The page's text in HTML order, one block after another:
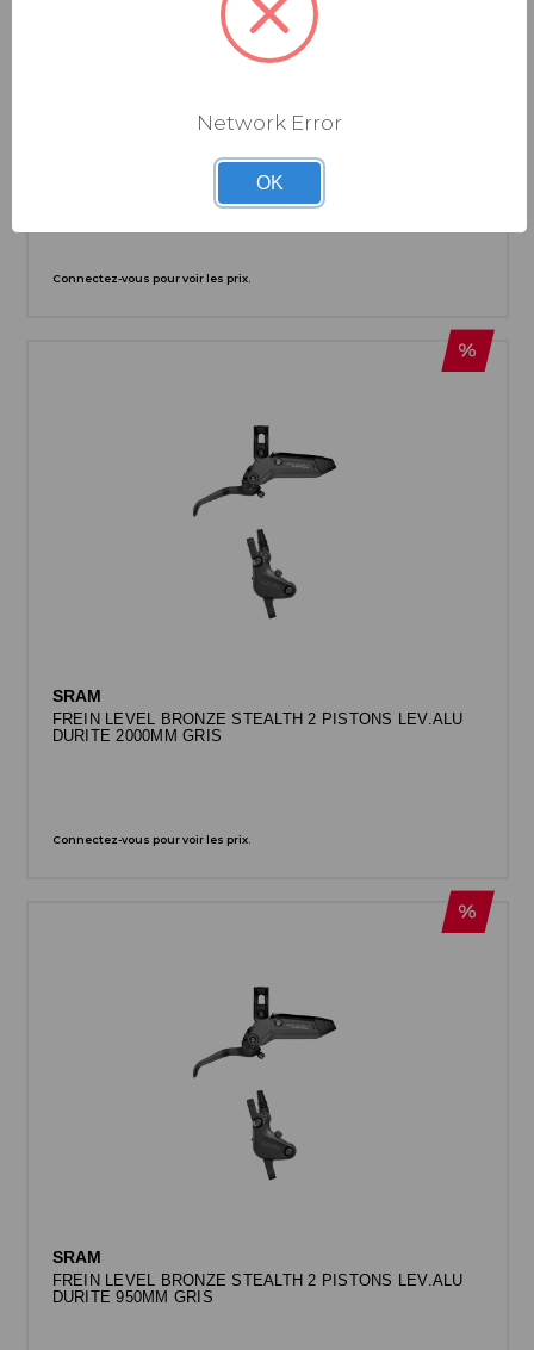
LEVIER DE FREIN SEUL SRAM MAVEN
ULTIMATE/SILVER ALUMINIUM NOIR
Connectez-vous pour voir les prix.
SRAM
FREIN LEVEL BRONZE STEALTH 2 PISTONS LEV.ALU
DURITE 2000MM GRIS
Connectez-vous pour voir les prix.
SRAM
FREIN LEVEL BRONZE STEALTH 2 PISTONS LEV.ALU
DURITE 950MM GRIS
Network Error
OK